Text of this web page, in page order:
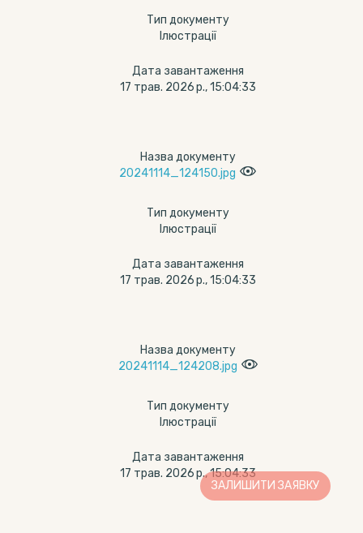
ЗАЛИШИТИ ЗАЯВКУ
Тип документу
Ілюстрації
Дата завантаження
17 трав. 2026 р., 15:04:33
Назва документу
20241114_124150.jpg
Тип документу
Ілюстрації
Дата завантаження
17 трав. 2026 р., 15:04:33
Назва документу
20241114_124208.jpg
Тип документу
Ілюстрації
Дата завантаження
17 трав. 2026 р., 15:04:33